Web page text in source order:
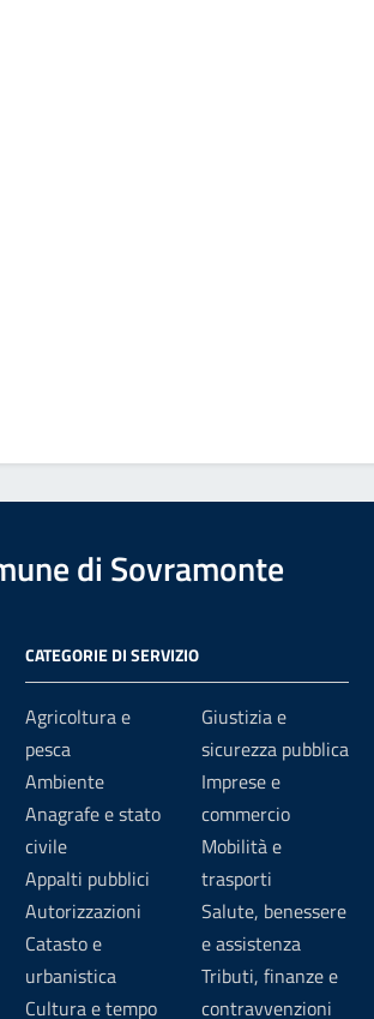
di Sovramonte
CATEGORIE DI SERVIZIO
Agricoltura e
pesca
Ambiente
Anagrafe e stato
civile
Appalti pubblici
Autorizzazioni
Catasto e
urbanistica
Cultura e tempo
Giustizia e
sicurezza pubblica
Imprese e
commercio
Mobilità e
trasporti
Salute, benessere
e assistenza
Tributi, finanze e
contravvenzioni